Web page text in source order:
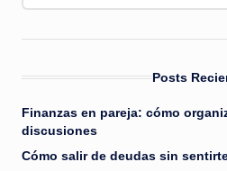
Posts
Finanzas en pareja: cómo
discusiones
Cómo salir de deudas sin